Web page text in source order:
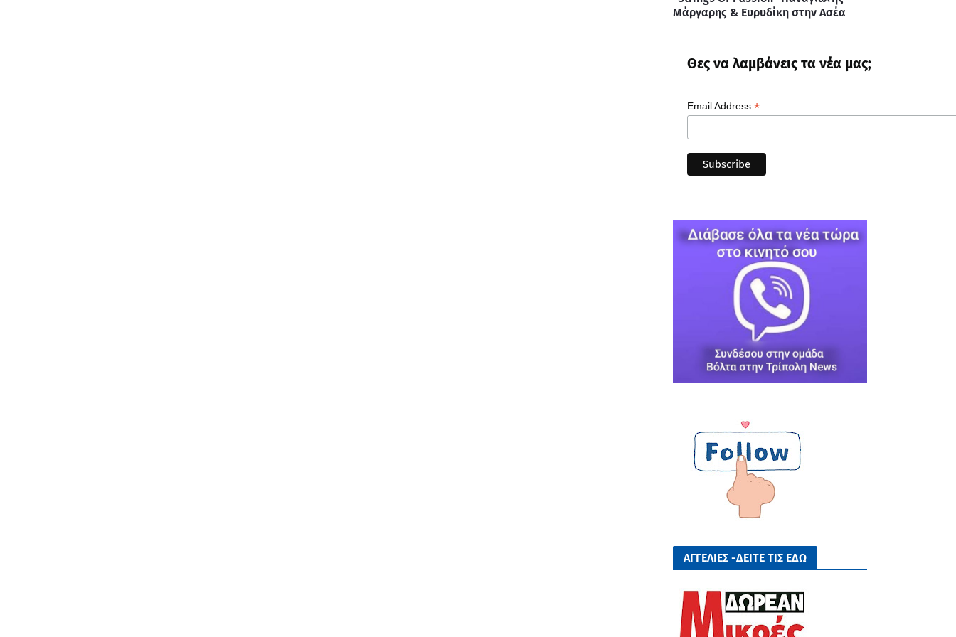
Μάργαρης & Ευρυδίκη στην Ασέα
Θες να λαμβάνεις τα νέα μας;
Email Address *
ΑΓΓΕΛΙΕΣ -ΔΕΙΤΕ ΤΙΣ ΕΔΩ